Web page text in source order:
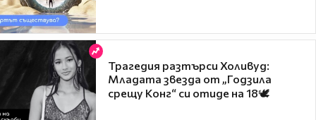
Трагедия разтърси Холивуд:
Младата звезда от „Годзила
срещу Конг“ си отиде на 18🕊️